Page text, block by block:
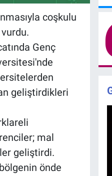
coşkulu
Genç
geliştirdikleri
mal
geliştirdi.
önde